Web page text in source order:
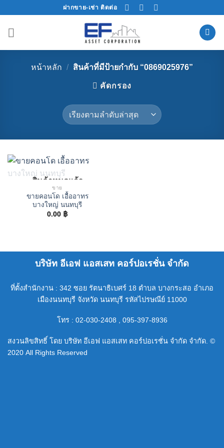
content
ฝากขาย-เช่า ติดต่อ
หน้าหลัก / สินค้าที่มีป้ายกำกับ “0869025976”
คัดกรอง
สินค้าหมดแล้ว
ขาย
ขายคอนโด เอื้ออาทร
บางใหญ่ นนทบุรี
0.00 ฿
บริษัท อีเอฟ แอสเสท คอร์ปอเรชั่น จำกัด
ที่ตั้งสำนักงาน : 342 ซอย รัตนาธิเบศร์ 18 ตำบล บางกระสอ อำเภอ
เมืองนนทบุรี จังหวัด นนทบุรี รหัสไปรษณีย์ 11000
โทร : 02-030-2408 , 095-397-8936
สงวนลิขสิทธิ์ โดย บริษัท อีเอฟ แอสเสท คอร์ปอเรชั่น จำกัด จำกัด. ©
2020 All Rights Reserved